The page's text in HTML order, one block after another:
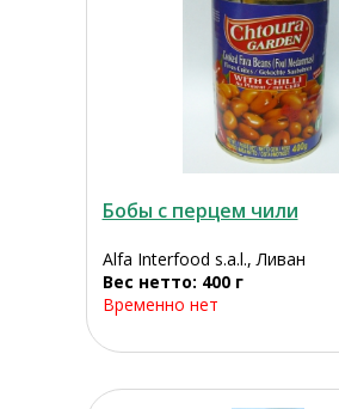
Бобы с перцем чили
Alfa Interfood s.a.l., Ливан
Вес нетто: 400 г
Временно нет